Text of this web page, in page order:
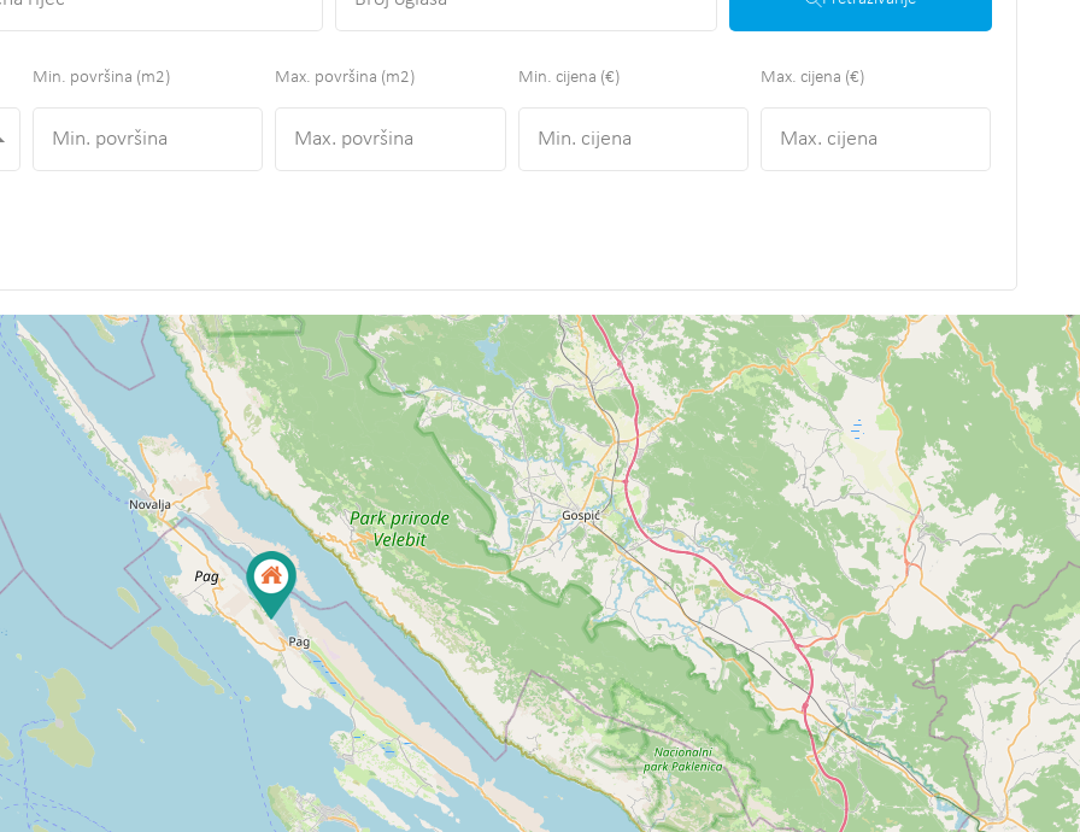
Min. površina (m2) Max. površina (m2) Min. cijena (€) Max. cijena (€)